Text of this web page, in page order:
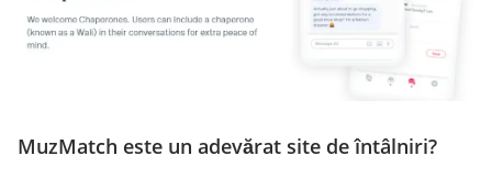
MuzMatch este un adevărat site de întâlniri?